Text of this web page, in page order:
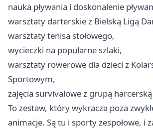
nauka pływania i doskonalenie
warsztaty darterskie z Bielską Ligą
warsztaty tenisa stołowego,
wycieczki na popularne szlaki,
warsztaty rowerowe dla dzieci z
Sportowym,
zajęcia survivalowe z grupą
To zestaw, który wykracza poza
animacje. Są tu i sporty zespołowe, i